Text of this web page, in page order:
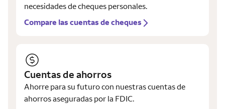
necesidades de cheques personales.
Compare las cuentas de cheques
Cuentas de ahorros
Ahorre para su futuro con nuestras cuentas de
ahorros aseguradas por la FDIC.